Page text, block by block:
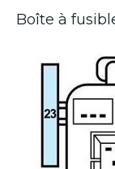
Boîte à